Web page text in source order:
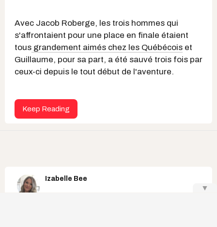
Avec Jacob Roberge, les trois hommes qui
s'affrontaient pour une place en finale étaient
tous grandement aimés chez les Québécois et
Guillaume, pour sa part, a été sauvé trois fois par
ceux-ci depuis le tout début de l'aventure.
Keep Reading
Izabelle Bee
▼